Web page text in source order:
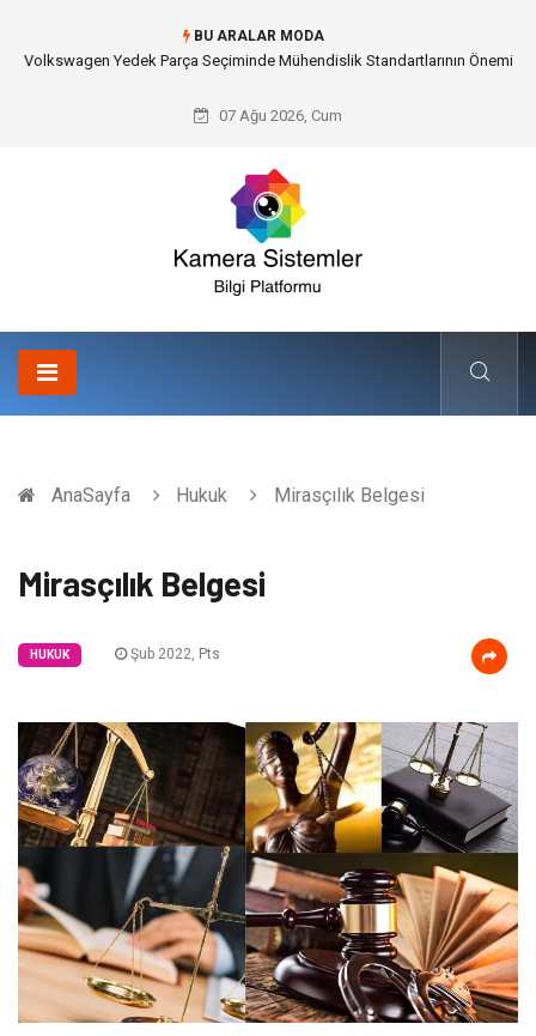
BU ARALAR MODA
Düğün Fotoğrafçısı Seçimiyle Geleceğe Nasıl Bir Miras Bırakacaksınız?
07 Ağu 2026, Cum
AnaSayfa Hukuk Mirasçılık Belgesi
Mirasçılık Belgesi
HUKUK Şub 2022, Pts